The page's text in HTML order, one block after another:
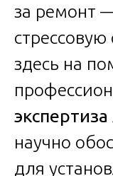
за ремонт
здесь на
научно
для